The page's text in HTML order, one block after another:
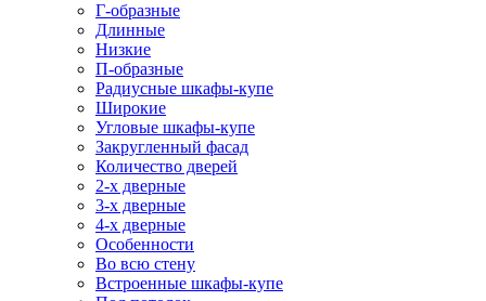
Г-образные
Длинные
Низкие
П-образные
Радиусные шкафы-купе
Широкие
Угловые шкафы-купе
Закругленный фасад
Количество дверей
2-х дверные
3-х дверные
4-х дверные
Особенности
Во всю стену
Встроенные шкафы-купе